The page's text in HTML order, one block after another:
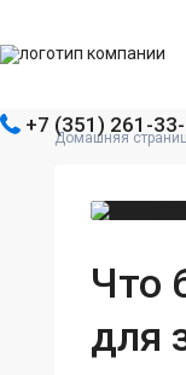
+7 (351) 261-
Домашняя
Что
для